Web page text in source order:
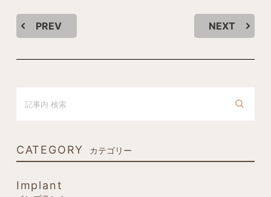
PREV NEXT
CATEGORY カテゴリー
Implant